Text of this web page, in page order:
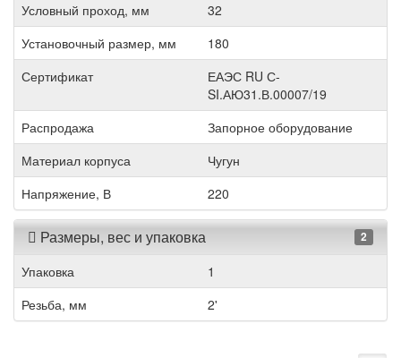
Условный проход, мм
32
Установочный размер, мм
180
Сертификат
ЕАЭС RU С-
SI.АЮ31.В.00007/19
Распродажа
Запорное оборудование
Материал корпуса
Чугун
Напряжение, В
220
Размеры, вес и упаковка 2
Упаковка
1
Резьба, мм
2'